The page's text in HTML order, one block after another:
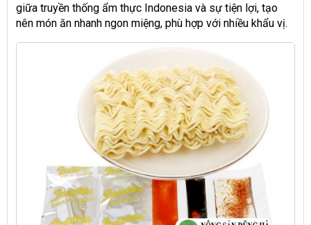
giữa truyền thống ẩm thực Indonesia và sự tiện lợi, tạo
nên món ăn nhanh ngon miệng, phù hợp với nhiều khẩu vị.